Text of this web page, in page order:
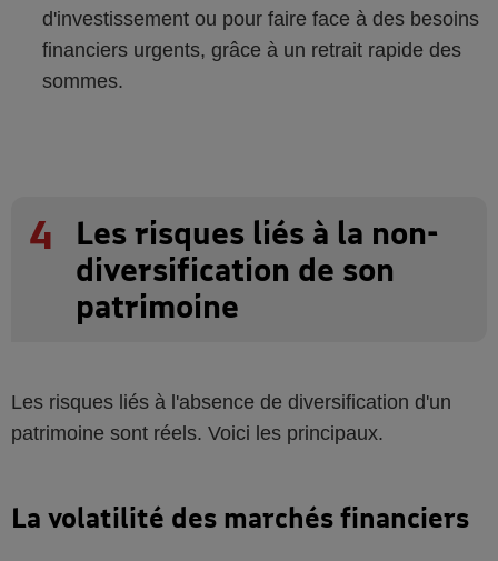
d'investissement ou pour faire face à des besoins
financiers urgents, grâce à un retrait rapide des
sommes.
4
Les risques liés à la non-
diversification de son
patrimoine
Les risques liés à l'absence de diversification d'un
patrimoine sont réels. Voici les principaux.
La volatilité des marchés financiers